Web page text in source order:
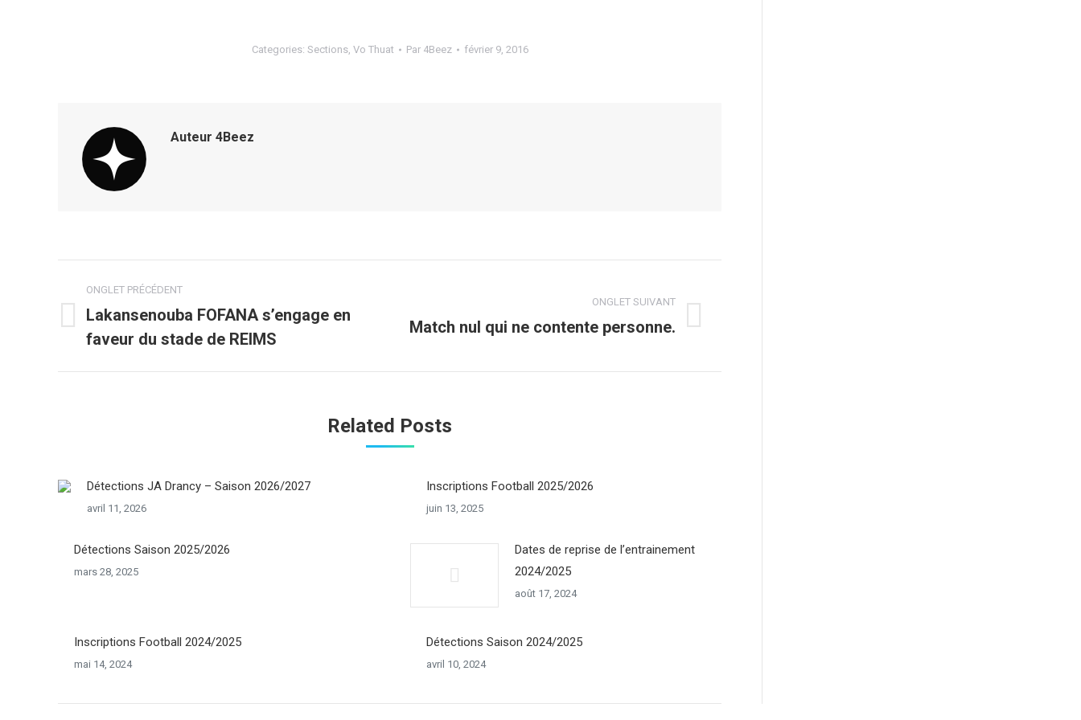
Categories: Sections, Vo Thuat Par 4Beez février 9, 2016
Auteur 4Beez
Navigation
de
commentaire
ONGLET PRÉCÉDENT
Onglet
précédent
Lakansenouba FOFANA s’engage en
faveur du stade de REIMS
ONGLET SUIVANT
Onglet
Match nul qui ne contente personne.
Related Posts
Détections JA Drancy – Saison 2026/2027
avril 11, 2026
Inscriptions Football 2025/2026
juin 13, 2025
Détections Saison 2025/2026
mars 28, 2025
Dates de reprise de l’entrainement
2024/2025
août 17, 2024
Inscriptions Football 2024/2025
mai 14, 2024
Détections Saison 2024/2025
avril 10, 2024